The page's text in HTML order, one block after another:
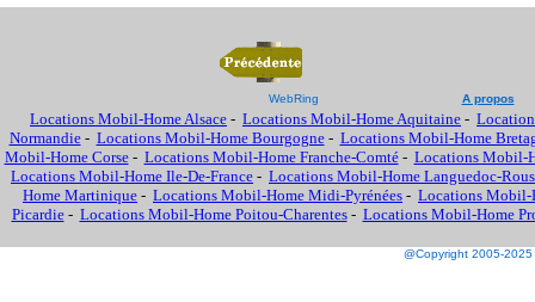
WebRing A propos
Locations Mobil-Home Alsace - Locations Mobil-Home Aquitaine -
Normandie- Locations Mobil-Home Bourgogne- Locations Mobil-Home
Mobil-Home Corse- Locations Mobil-Home Franche-Comté- Locations Mobil-
Locations Mobil-Home Ile-De-France - Locations Mobil-Home Languedoc-
Home Martinique - Locations Mobil-Home Midi-Pyrénées - Locations Mobil-
Picardie- Locations Mobil-Home Poitou-Charentes- Locations Mobil-Home
@Copyright 2005-